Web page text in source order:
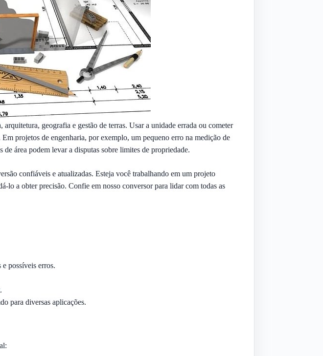
geografia e gestão de terras. Usar a unidade errada ou cometer
projetos de engenharia, por exemplo, um pequeno erro na medição de
área podem levar a disputas sobre limites de propriedade.
confiáveis e atualizadas. Esteja você trabalhando em um projeto
lo a obter precisão. Confie em nosso conversor para lidar com todas as
possíveis erros.
para diversas aplicações.